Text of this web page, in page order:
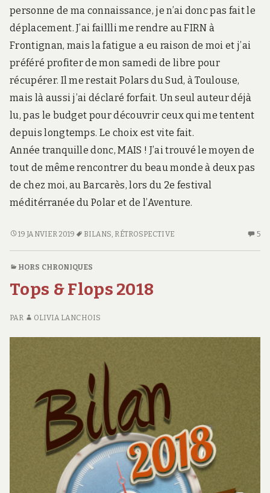
personne de ma connaissance, je n’ai donc pas fait le
déplacement. J’ai faillli me rendre au FIRN à
Frontignan, mais la fatigue a eu raison de moi et j’ai
préféré profiter de mon samedi de libre pour
récupérer. Il me restait Polars du Sud, à Toulouse,
mais là aussi j’ai déclaré forfait. Un seul auteur déjà
lu, pas le budget pour découvrir ceux qui me tentent
depuis longtemps. Le choix est vite fait.
Année tranquille donc, MAIS ! J’ai trouvé le moyen de
tout de même rencontrer du beau monde à deux pas
de chez moi, au Barcarès, lors du 2e festival
méditérranée du Polar et de l’Aventure.
BILAN
19 JANVIER 2019 BILANS RÉTROSPECTIVE 5
HORS CHRONIQUES
Tops & Flops 2018
PAR OLIVIA LANCHOIS